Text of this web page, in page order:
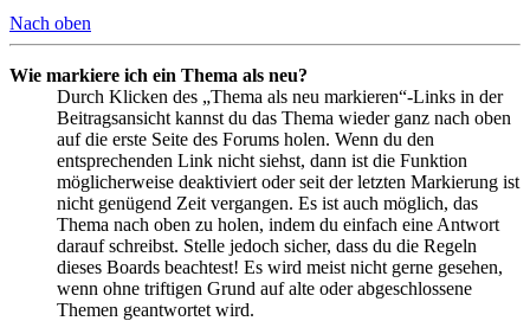
Nach oben
Wie markiere ich ein Thema als neu?
Durch Klicken des „Thema als neu markieren“-Links in der
Beitragsansicht kannst du das Thema wieder ganz nach oben
auf die erste Seite des Forums holen. Wenn du den
entsprechenden Link nicht siehst, dann ist die Funktion
möglicherweise deaktiviert oder seit der letzten Markierung ist
nicht genügend Zeit vergangen. Es ist auch möglich, das
Thema nach oben zu holen, indem du einfach eine Antwort
darauf schreibst. Stelle jedoch sicher, dass du die Regeln
dieses Boards beachtest! Es wird meist nicht gerne gesehen,
wenn ohne triftigen Grund auf alte oder abgeschlossene
Themen geantwortet wird.